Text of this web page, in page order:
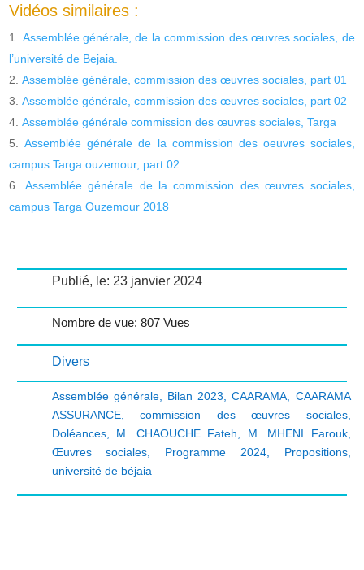
Vidéos similaires :
Assemblée générale, de la commission des œuvres sociales, de
l’université de Bejaia.
Assemblée générale, commission des œuvres sociales, part 01
Assemblée générale, commission des œuvres sociales, part 02
Assemblée générale commission des œuvres sociales, Targa
Assemblée générale de la commission des oeuvres sociales,
campus Targa ouzemour, part 02
Assemblée générale de la commission des œuvres sociales,
campus Targa Ouzemour 2018
Publié, le: 23 janvier 2024
Nombre de vue: 807 Vues
Divers
Assemblée générale, Bilan 2023 ,CAARAMA
CAARAMA
ASSURANCE, commission des œuvres sociales,
Doléances, M. CHAOUCHE Fateh M. MHENI Farouk,
Œuvres sociales
Programme 2024, Propositions,
université de béjaia